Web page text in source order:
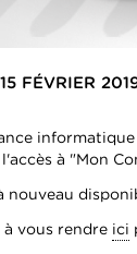
FÉVRIER
à "Mon
nouveau
à vous rendre ici